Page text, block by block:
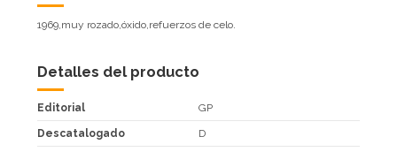
1969,muy rozado,óxido,refuerzos de celo.
Detalles del producto
Editorial GP
Descatalogado D